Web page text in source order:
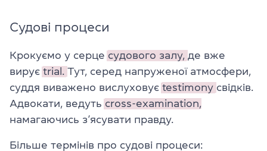
Судові процеси
Крокуємо у серце судового залу, де вже
вирує trial.
Тут, серед напруженої атмосфери,
суддя виважено вислуховує testimony свідків.
Адвокати, ведуть cross-examination,
намагаючись з’ясувати правду.
Більше термінів про судові процеси: